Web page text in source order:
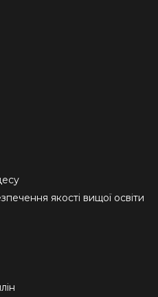
якості вищої освіти